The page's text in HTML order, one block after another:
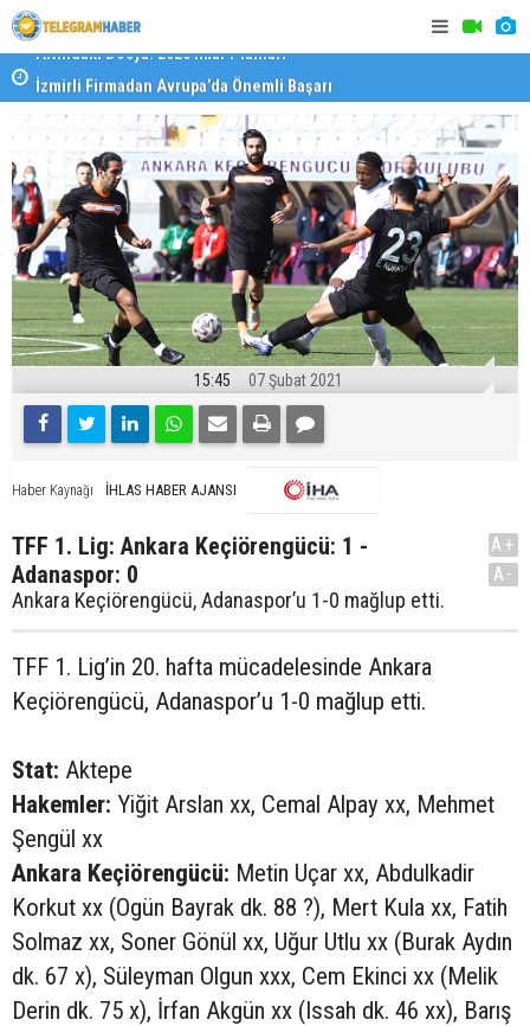
İzmirli Firmadan Avrupa’da Önemli Başarı
Devlet
15:45 07 Şubat 2021
Haber Kaynağı İHLAS HABER AJANSI
TFF 1. Lig: Ankara Keçiörengücü: 1 -
Adanaspor: 0
Ankara Keçiörengücü, Adanaspor’u 1-0 mağlup etti.
A+
A-
TFF 1. Lig’in 20. hafta mücadelesinde Ankara
Keçiörengücü, Adanaspor’u 1-0 mağlup etti.
Stat: Aktepe
Hakemler: Yiğit Arslan xx, Cemal Alpay xx, Mehmet
Şengül xx
Ankara Keçiörengücü: Metin Uçar xx, Abdulkadir
Korkut xx (Ogün Bayrak dk. 88 ?), Mert Kula xx, Fatih
Solmaz xx, Soner Gönül xx, Uğur Utlu xx (Burak Aydın
dk. 67 x), Süleyman Olgun xxx, Cem Ekinci xx (Melik
Derin dk. 75 x), İrfan Akgün xx (Issah dk. 46 xx), Barış